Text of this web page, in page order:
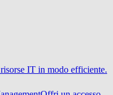
IT in modo efficiente.